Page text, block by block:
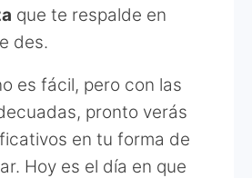
que te respalde en
des.
es fácil, pero con las
pronto verás
en tu forma de
Hoy es el día en que